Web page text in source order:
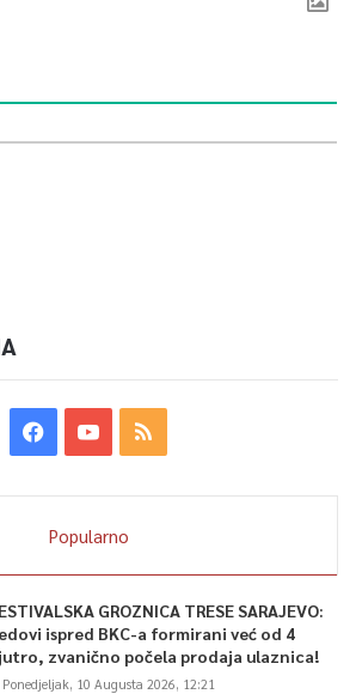
Popularno
GROZNICA TRESE SARAJEVO:
ispred BKC-a formirani već od 4
zvanično počela prodaja ulaznica!
Ponedjeljak, 10 Augusta 2026, 12:21